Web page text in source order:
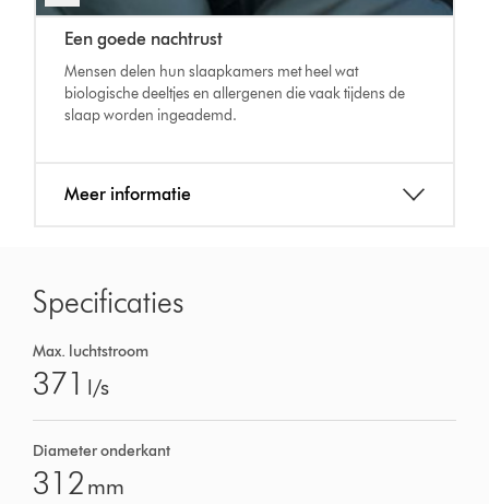
Een goede nachtrust
Mensen delen hun slaapkamers met heel wat
biologische deeltjes en allergenen die vaak tijdens de
slaap worden ingeademd.
Meer informatie
Specificaties
Max. luchtstroom
371 l/s
Diameter onderkant
312 mm